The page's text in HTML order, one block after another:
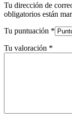
Tu dirección de
obligatorios están
Tu puntuación *
Tu valoración *